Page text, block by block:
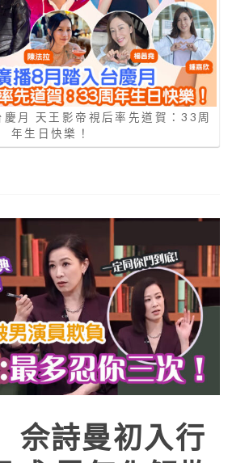
月 天王影帝視后率先道賀：33周
年生日快樂！
佘詩曼初入行